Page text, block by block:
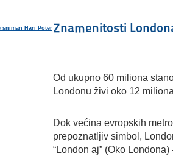
sniman Hari PoterZnamenitosti
Od ukupno 60 miliona
Londonu živi oko 12
Dok većina evropskih
prepoznatljiv simbol,
“London aj” (Oko